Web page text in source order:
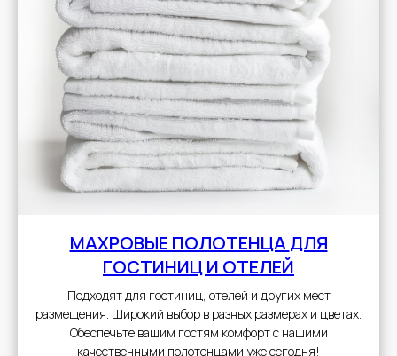
МАХРОВЫЕ ПОЛОТЕНЦАДЛЯ
ГОСТИНИЦ И ОТЕЛЕЙ
Подходят для гостиниц, отелей и других мест
размещения. Широкий выбор в разных размерах и цветах.
Обеспечьте вашим гостям комфорт с нашими
качественными полотенцами уже сегодня!